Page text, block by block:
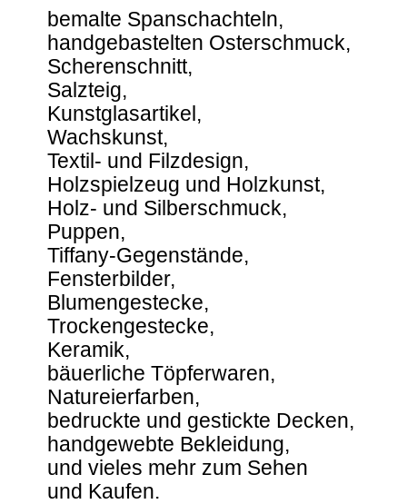
bemalte Spanschachteln,
handgebastelten Osterschmuck,
Scherenschnitt,
Salzteig,
Kunstglasartikel,
Wachskunst,
Textil- und Filzdesign,
Holzspielzeug und Holzkunst,
Holz- und Silberschmuck,
Puppen,
Tiffany-Gegenstände,
Fensterbilder,
Blumengestecke,
Trockengestecke,
Keramik,
bäuerliche Töpferwaren,
Natureierfarben,
bedruckte und gestickte Decken,
handgewebte Bekleidung,
und vieles mehr zum Sehen
und Kaufen.